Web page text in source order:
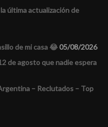
última actualización de
de mi casa 😂05/08/2026
de agosto que nadie espera
– Reclutados – Top